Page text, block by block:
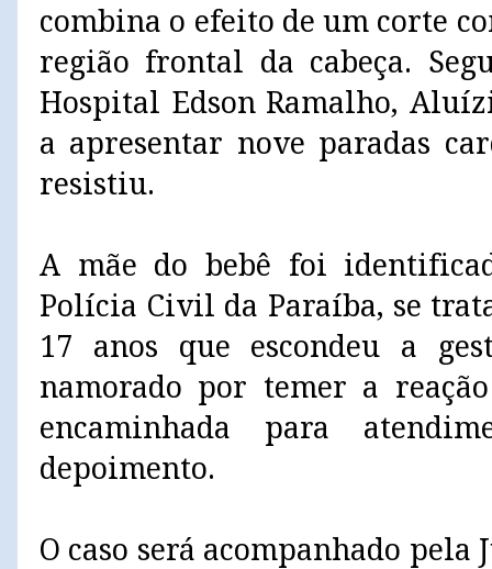
combina o efeito de um corte
região frontal da cabeça.
Hospital Edson Ramalho,
a apresentar nove paradas
resistiu.
A mãe do bebê foi
Polícia Civil da Paraíba, se
17 anos que escondeu a
namorado por temer a
encaminhada para
depoimento.
O caso será acompanhado pela